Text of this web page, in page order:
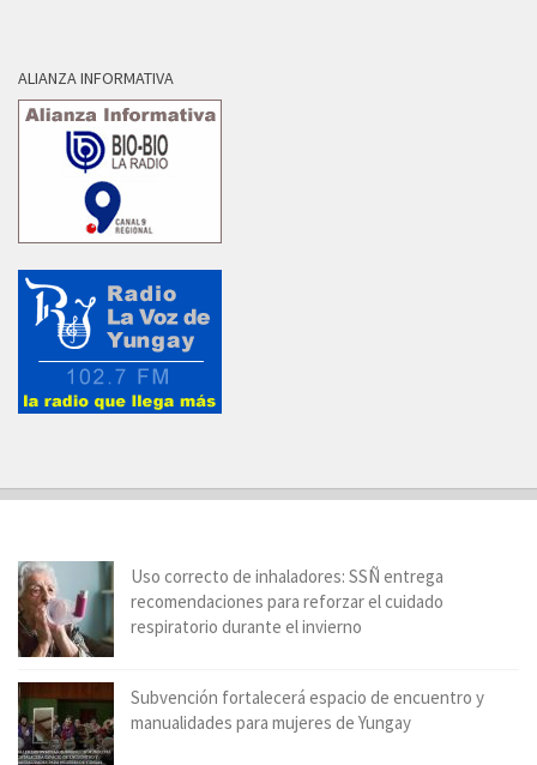
ALIANZA INFORMATIVA
Uso correcto de inhaladores: SSÑ entrega
recomendaciones para reforzar el cuidado
respiratorio durante el invierno
Subvención fortalecerá espacio de encuentro y
manualidades para mujeres de Yungay